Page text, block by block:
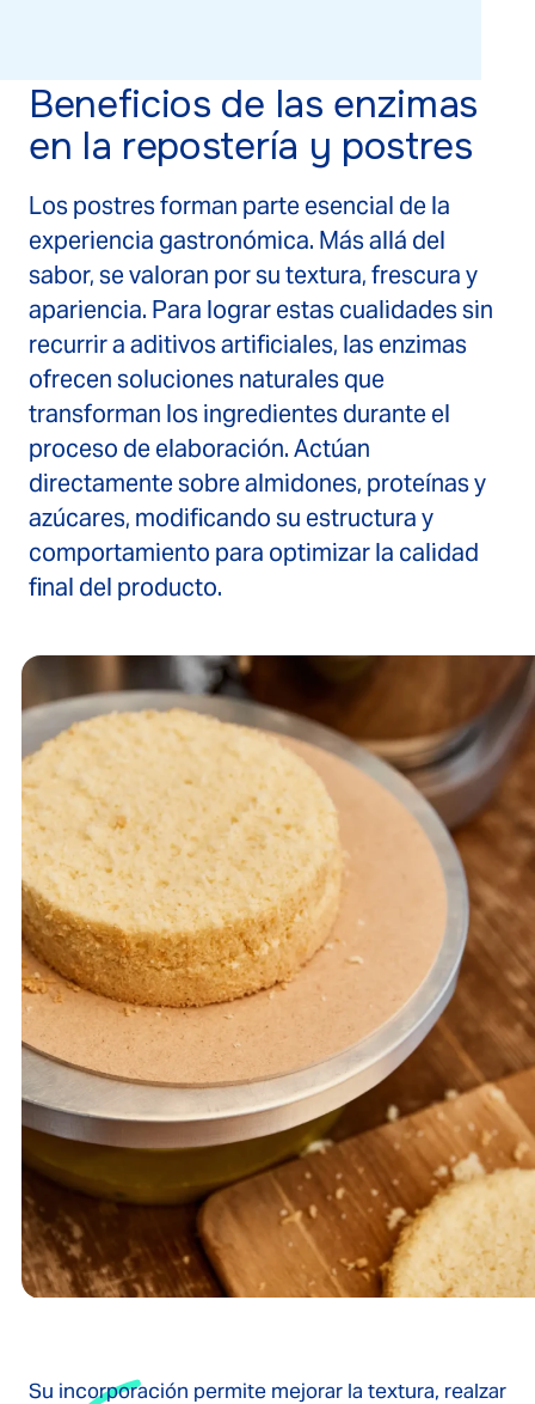
Beneficios de las enzimas
en la repostería y postres
Los postres forman parte esencial de la
experiencia gastronómica. Más allá del
sabor, se valoran por su textura, frescura y
apariencia. Para lograr estas cualidades sin
recurrir a aditivos artificiales, las enzimas
ofrecen soluciones naturales que
transforman los ingredientes durante el
proceso de elaboración. Actúan
directamente sobre almidones, proteínas y
azúcares, modificando su estructura y
comportamiento para optimizar la calidad
final del producto.
Su incorporación permite mejorar la textura, realzar